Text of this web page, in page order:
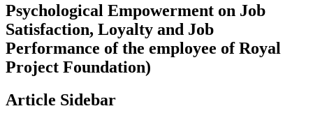
Psychological Empowerment on Job
Satisfaction, Loyalty and Job
Performance of the employee of Royal
Project Foundation)
Article Sidebar